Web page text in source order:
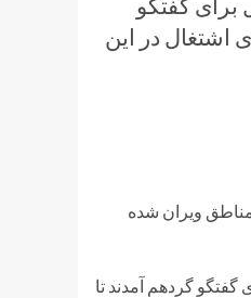
در این
ویران شده
گردهم آمدند تا